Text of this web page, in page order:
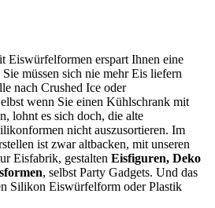
Eiswürfelformen erspart Ihnen eine
müssen sich nie mehr Eis liefern
nach Crushed Ice oder
wenn Sie einen Kühlschrank mit
lohnt es sich doch, die alte
nicht auszusortieren. Im
ist zwar altbacken, mit unseren
Eisfabrik, gestalten Eisfiguren, Deko
, selbst Party Gadgets. Und das
Silikon Eiswürfelform oder Plastik